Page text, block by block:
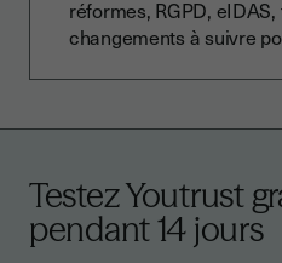
réformes, RGPD,
changements à suivre
Testez Youtrust
pendant 14 jours